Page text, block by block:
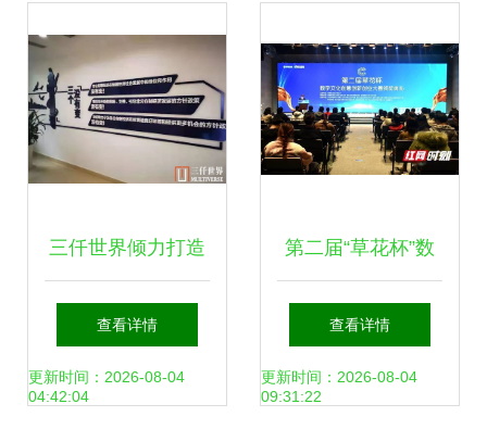
潮流
三仟世界倾力打造
数字互动体验中
心，助力南岸区检
查看详情
更新时间：2026-08-04
04:42:04
第二届“草花杯”数
字文化创意创新创
业大赛圆满落幕 引
查看详情
更新时间：2026-08-04
09:31:22